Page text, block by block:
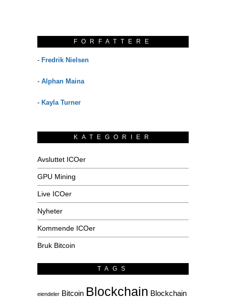
FORFATTERE
- Fredrik Nielsen
- Alphan Maina
- Kayla Turner
KATEGORIER
Avsluttet ICOer
GPU Mining
Live ICOer
Nyheter
Kommende ICOer
Bruk Bitcoin
TAGS
eiendeler Bitcoin Blockchain Blockchain